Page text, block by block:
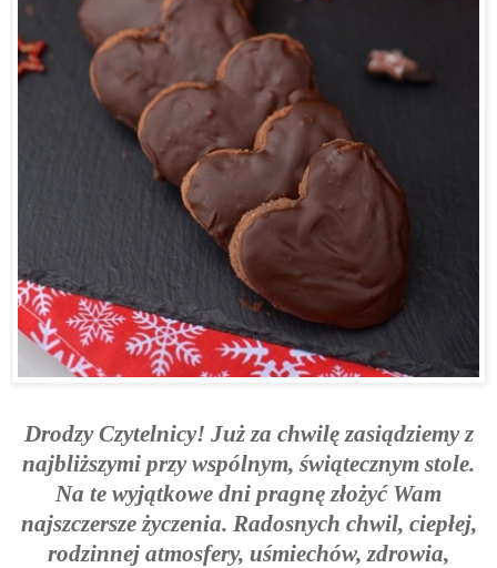
Drodzy Czytelnicy! Już za chwilę zasiądziemy z
najbliższymi przy wspólnym, świątecznym stole.
Na te wyjątkowe dni pragnę złożyć Wam
najszczersze życzenia. Radosnych chwil, ciepłej,
rodzinnej atmosfery, uśmiechów, zdrowia,